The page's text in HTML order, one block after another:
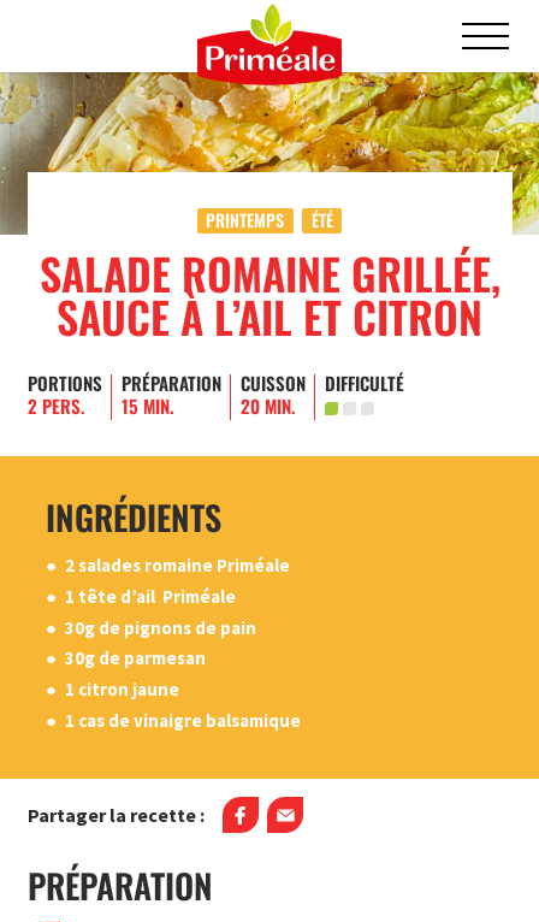
PRINTEMPS ÉTÉ
SALADE ROMAINE GRILLÉE,
SAUCE À L’AIL ET CITRON
PORTIONS
2 PERS.
PRÉPARATION
15 MIN.
CUISSON
20 MIN.
DIFFICULTÉ
INGRÉDIENTS
2 salades romaine Priméale
1 tête d’ail Priméale
30g de pignons de pain
30g de parmesan
1 citron jaune
1 cas de vinaigre balsamique
Partager la recette :
PRÉPARATION